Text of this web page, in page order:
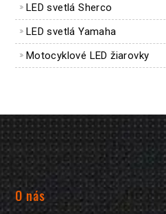
LED svetlá Sherco
LED svetlá Yamaha
Motocyklové LED žiarovky
O nás